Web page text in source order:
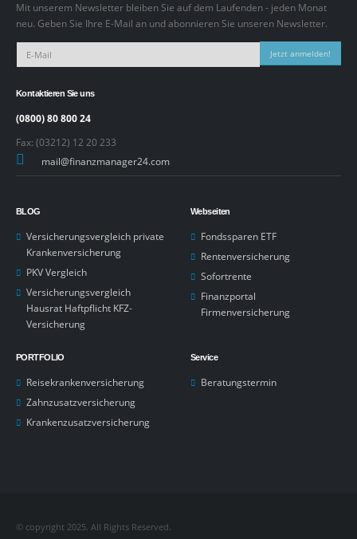
Mit unserem Newsletter bleiben Sie auf dem Laufenden - jeden Monat
neu. Geben Sie Ihre E-Mail an und abonnieren Sie unseren Newsletter.
Jetzt anmelden!
Kontaktieren Sie uns
(0800) 80 800 24
Fax: (03212) 12 20 233
mail@finanzmanager24.com
BLOG
Versicherungsvergleich private
Krankenversicherung
PKV Vergleich
Versicherungsvergleich
Hausrat Haftpflicht KFZ-
Versicherung
Webseiten
Fondssparen ETF
Rentenversicherung
Sofortrente
Finanzportal
Firmenversicherung
PORTFOLIO
Reisekrankenversicherung
Zahnzusatzversicherung
Krankenzusatzversicherung
Service
Beratungstermin
© copyright 2025. All Rights Reserved.